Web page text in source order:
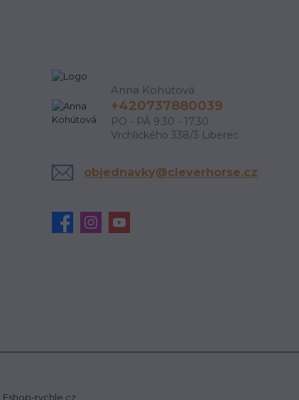
Anna Kohútová
+420737880039
PO - PÁ 9.30 - 17.30
Vrchlického 338/3 Liberec
objednavky@cleverhorse.cz
Eshop-rychle.cz